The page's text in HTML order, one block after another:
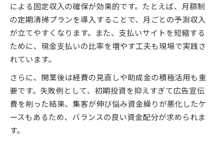
による固定収入の確保が効果的です。たとえば、月額制
の定期清掃プランを導入することで、月ごとの予測収入
が立てやすくなります。また、支払いサイトを短縮する
ために、現金支払いの比率を増やす工夫も現場で実践さ
れています。
さらに、開業後は経費の見直しや助成金の積極活用も重
要です。失敗例として、初期投資を抑えすぎて広告宣伝
費を削った結果、集客が伸び悩み資金繰りが悪化したケ
ースもあるため、バランスの良い資金配分が求められま
す。